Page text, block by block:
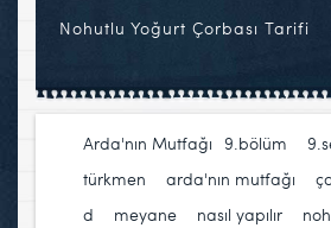
Nohutlu Yoğurt Çorbası Tarifi
Arda'nın Mutfağı 9.bölüm
türkmen
arda'nın mutfağı
d
meyane nasıl yapılır